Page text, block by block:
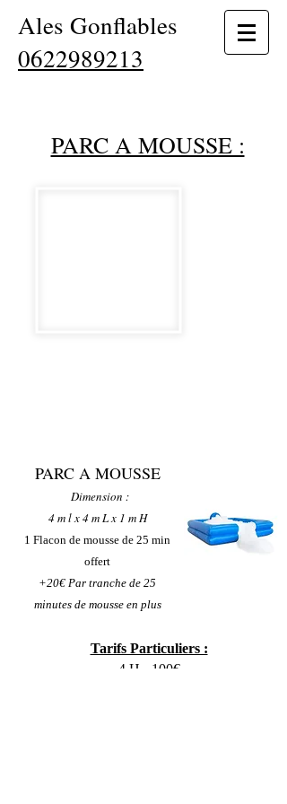
Ales Gonflables
0622989213
PARC A MOUSSE :
PARC A MOUSSE
Dimension :
4 m l x 4 m L x 1 m H
1 Flacon de mousse de 25 min
offert
+20€ Par tranche de 25
minutes de mousse en plus
Tarifs Particuliers :
4 H - 100€